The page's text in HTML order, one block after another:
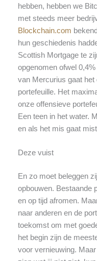
hebben, hebben we
met steeds meer
Blockchain.com
hun geschiedenis
Scottish Mortgage te
opgenomen ofwel
van Mercurius gaat
portefeuille. Het
onze offensieve
Een teen in het water.
en als het mis gaat
Deze vuist
En zo moet beleggen
opbouwen. Bestaande
en op tijd afromen.
naar anderen en de
toekomst om met
het begin zijn de
voor vernieuwing.